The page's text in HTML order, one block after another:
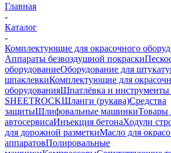
Главная
-
Каталог
-
Комплектующие для окрасочного
Аппараты безвоздушной покраски
оборудованиеОборудование для
шпаклевкиКомплектующие для
оборудованияШпатлёвка и
SHEETROCKШланги (рукава)Средства
защитыШлифовальные машинкиТовары
автосервисаИнъекция бетонаХодули
для дорожной разметкиМасло для
аппаратовПолировальные